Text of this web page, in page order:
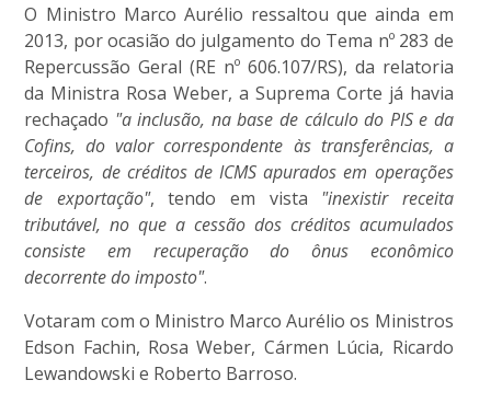
O Ministro Marco Aurélio ressaltou que ainda em
2013, por ocasião do julgamento do Tema nº 283 de
Repercussão Geral (RE nº 606.107/RS), da relatoria
da Ministra Rosa Weber, a Suprema Corte já havia
rechaçado "a inclusão, na base de cálculo do PIS e da
Cofins, do valor correspondente às transferências, a
terceiros, de créditos de ICMS apurados em operações
de exportação", tendo em vista "inexistir receita
tributável, no que a cessão dos créditos acumulados
consiste em recuperação do ônus econômico
decorrente do imposto".
Votaram com o Ministro Marco Aurélio os Ministros
Edson Fachin, Rosa Weber, Cármen Lúcia, Ricardo
Lewandowski e Roberto Barroso.